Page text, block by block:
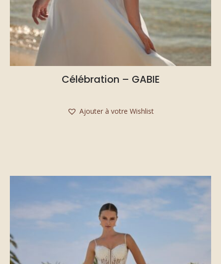
Célébration – GABIE
Ajouter à votre Wishlist